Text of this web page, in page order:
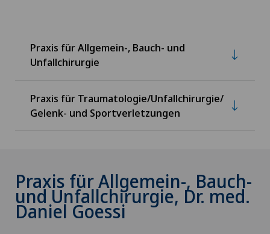
Praxis für Allgemein-, Bauch- und
Unfallchirurgie
Praxis für Traumatologie/Unfallchirurgie/
Gelenk- und Sportverletzungen
Praxis für Allgemein-, Bauch-
und Unfallchirurgie, Dr. med.
Daniel Goessi